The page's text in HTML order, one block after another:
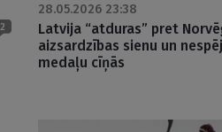
2
28.05.2026 23:38
Latvija “atduras” pret
aizsardzības sienu un
medaļu cīņās